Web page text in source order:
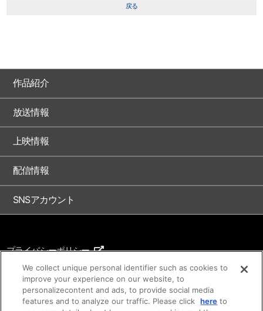
戻る
作品紹介
放送情報
上映情報
配信情報
SNSアカウント
プライバシーポリシー
ご利用条件
著作権について
アイデア等のご提案について
We collect unique personal identifier such as cookies to
improve your experience on our website, to
personalizecontent and ads, to provide social media
features and to analyze our traffic. Please click here to